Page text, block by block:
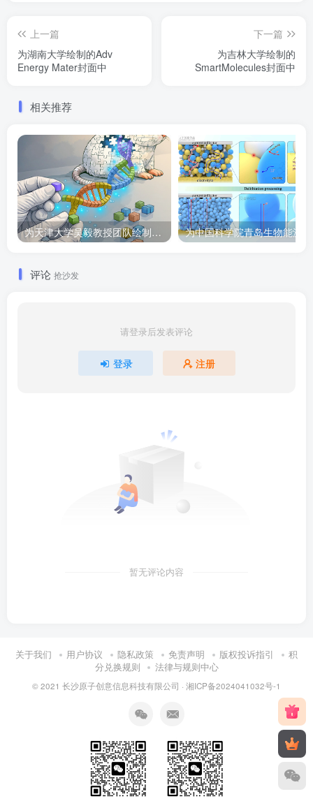
上一篇
为湖南大学绘制的Adv
Energy Mater封面中
下一篇
为吉林大学绘制的
SmartMolecules封面中
相关推荐
为天津大学吴毅教授团队绘制的Cell子刊封面作品
评论 抢沙发
请登录后发表评论
登录 注册
暂无评论内容
关于我们 用户协议 隐私政策 免责声明 版权投诉指引
积
分兑换规则
法律与规则中心
© 2021 长沙原子创意信息科技有限公司 · 湘ICP备2024041032号-1